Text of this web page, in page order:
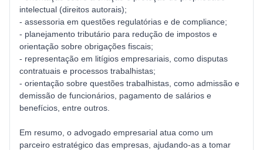
intelectual (direitos autorais);
- assessoria em questões regulatórias e de compliance;
- planejamento tributário para redução de impostos e
orientação sobre obrigações fiscais;
- representação em litígios empresariais, como disputas
contratuais e processos trabalhistas;
- orientação sobre questões trabalhistas, como admissão e
demissão de funcionários, pagamento de salários e
benefícios, entre outros.
Em resumo, o advogado empresarial atua como um
parceiro estratégico das empresas, ajudando-as a tomar